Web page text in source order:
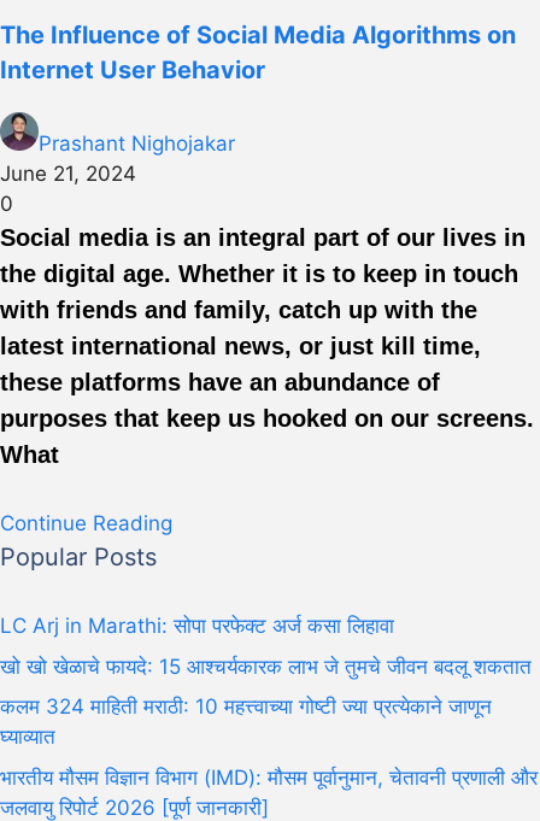
The Influence of Social Media Algorithms on
Internet User Behavior
Prashant Nighojakar
June 21, 2024
0
Social media is an integral part of our lives in
the digital age. Whether it is to keep in touch
with friends and family, catch up with the
latest international news, or just kill time,
these platforms have an abundance of
purposes that keep us hooked on our screens.
What
Continue Reading
Popular Posts
LC Arj in Marathi: सोपा परफेक्ट अर्ज कसा लिहावा
खो खो खेळाचे फायदे: 15 आश्चर्यकारक लाभ जे तुमचे जीवन बदलू शकतात
कलम 324 माहिती मराठी: 10 महत्त्वाच्या गोष्टी ज्या प्रत्येकाने जाणून
घ्याव्यात
भारतीय मौसम विज्ञान विभाग (IMD): मौसम पूर्वानुमान, चेतावनी प्रणाली और
जलवायु रिपोर्ट 2026 [पूर्ण जानकारी]